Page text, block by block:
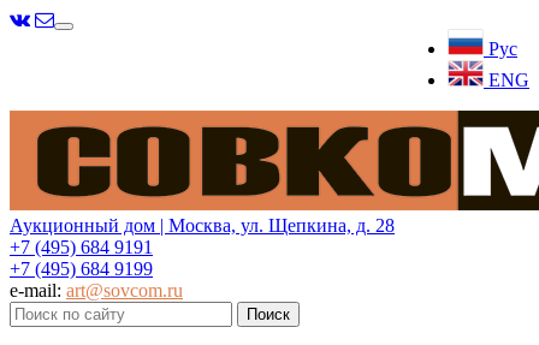
Рус
ENG
Меню
Аукционный дом | Москва, ул. Щепкина, д. 28
+7 (495) 684 9191
+7 (495) 684 9199
e-mail: art@sovcom.ru